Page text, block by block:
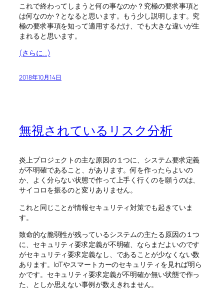
これで終わってしまうと何の事なのか？究極の要求事項と
は何なのか？となると思います。もう少し説明します。究
極の要求事項を知って適用するだけ、でも大きな違いが生
まれると思います。
(さらに…)
2018年10月14日
無視されているリスク分析
炎上プロジェクトの主な原因の１つに、システム要求定義
が不明確であること、があります。何を作ったらよいの
か、よく分らない状態で作って上手く行くのを願うのは、
サイコロを振るのと変りありません。
これと同じことが情報セキュリティ対策でも起きていま
す。
致命的な脆弱性が残っているシステムの主たる原因の１つ
に、セキュリティ要求定義が不明確、ならまだよいのです
がセキュリティ要求定義なし、であることが少なくない数
あります。IoTやスマートカーのセキュリティを見れば明ら
かです。セキュリティ要求定義が不明確か無い状態で作っ
た、としか思えない事例が数えきれません。